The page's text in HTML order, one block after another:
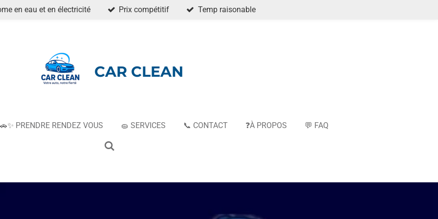
en eau et en électricité Prix compétitif Temp raisonable
CAR CLEAN
🚗✨ PRENDRE RENDEZ VOUS 🧽 SERVICES 📞 CONTACT ❓À PROPOS 💬 FAQ